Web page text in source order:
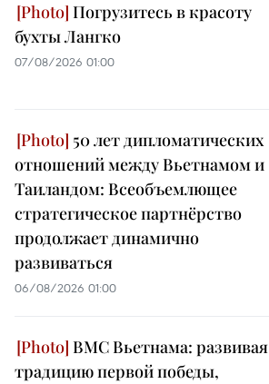
Погрузитесь в красоту
бухты Лангко
07/08/2026 01:00
50 лет дипломатических
отношений между Вьетнамом и
Таиландом: Всеобъемлющее
стратегическое партнёрство
продолжает динамично
развиваться
06/08/2026 01:00
ВМС Вьетнама: развивая
традицию первой победы,